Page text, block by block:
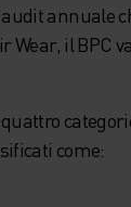
annuale
Wear, il BPC
come: